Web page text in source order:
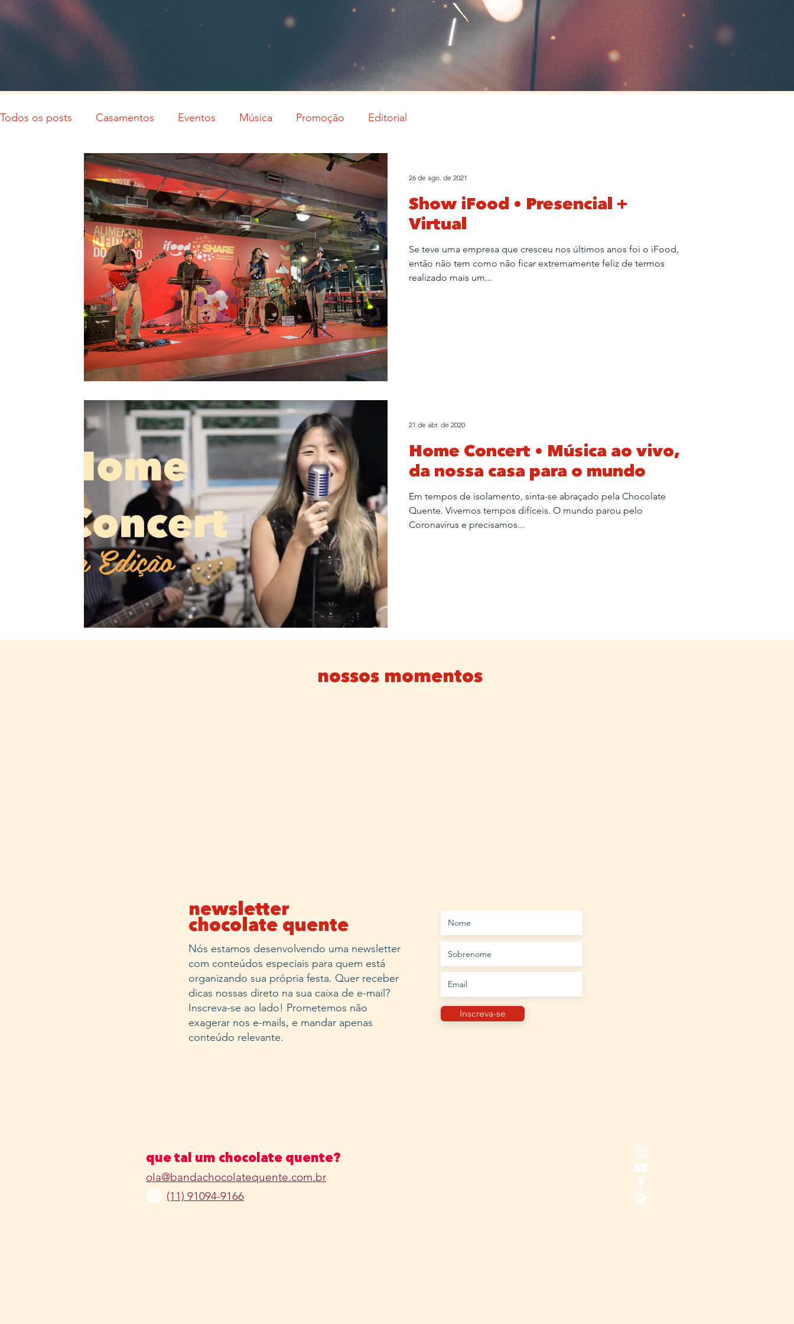
Todos os posts Casamentos Eventos Música Promoção Editorial
Show iFood • Presencial +
Virtual
Se teve uma empresa que cresceu nos últimos anos foi o iFood,
então não tem como não ficar extremamente feliz de termos
realizado mais um...
26 de ago. de 2021
Home Concert • Música ao vivo,
da nossa casa para o mundo
Em tempos de isolamento, sinta-se abraçado pela Chocolate
Quente. Vivemos tempos difíceis. O mundo parou pelo
Coronavírus e precisamos...
21 de abr. de 2020
nossos momentos
newsletter
chocolate quente
Nós estamos desenvolvendo uma newsletter
com conteúdos especiais para quem está
organizando sua própria festa. Quer receber
dicas nossas direto na sua caixa de e-mail?
Inscreva-se ao lado! Prometemos não
exagerar nos e-mails, e mandar apenas
conteúdo relevante.
Inscreva-se
que tal um chocolate quente?
ola@bandachocolatequente.com.br
(11) 91094-9166